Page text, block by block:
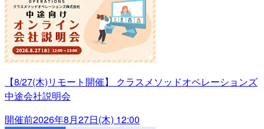
【8/27(木)リモート開催】 クラスメソッドオペレーションズ
中途会社説明会
開催前2026年8月27日(木) 12:00